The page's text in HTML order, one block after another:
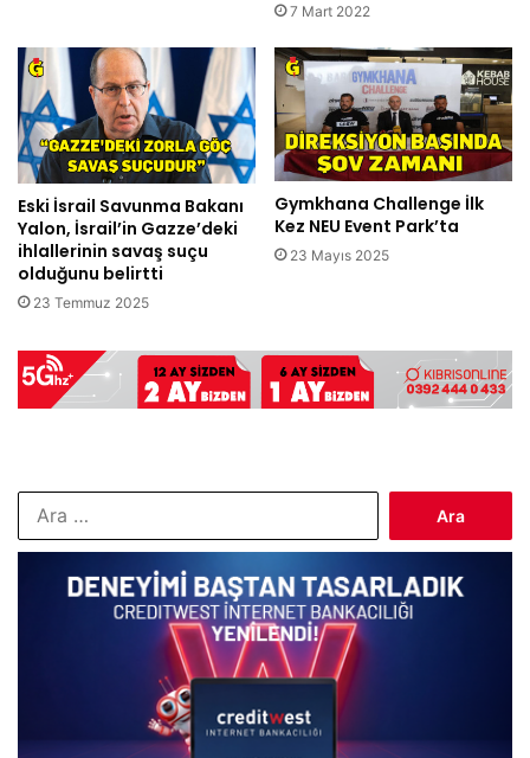
7 Mart 2022
Eski İsrail Savunma Bakanı
Yalon, İsrail’in Gazze’deki
ihlallerinin savaş suçu
olduğunu belirtti
23 Temmuz 2025
Gymkhana Challenge İlk
Kez NEU Event Park’ta
23 Mayıs 2025